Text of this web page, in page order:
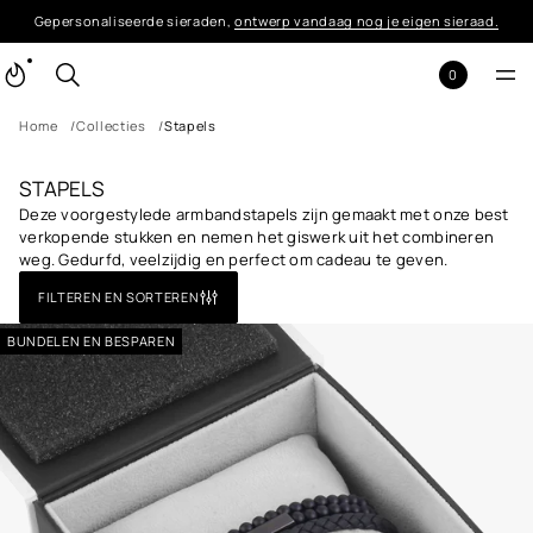
Gepersonaliseerde sieraden,ontwerp vandaag nog je eigen sieraad.
0
Home Collecties Stapels
STAPELS
Deze voorgestylede armbandstapels zijn gemaakt met onze best
verkopende stukken en nemen het giswerk uit het combineren
weg. Gedurfd, veelzijdig en perfect om cadeau te geven.
FILTEREN EN SORTEREN
BUNDELEN EN BESPAREN